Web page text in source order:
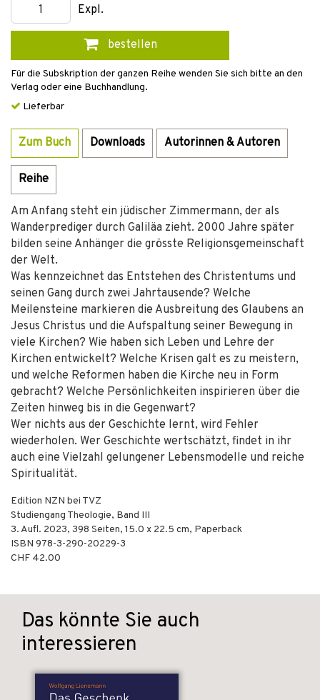
Expl.
bestellen
Für die Subskription der ganzen Reihe wenden Sie sich bitte an den
Verlag oder eine Buchhandlung.
Lieferbar
Zum Buch Downloads Autorinnen & Autoren
Reihe
Am Anfang steht ein jüdischer Zimmermann, der als
Wanderprediger durch Galiläa zieht. 2000 Jahre später
bilden seine Anhänger die grösste Religionsgemeinschaft
der Welt.
Was kennzeichnet das Entstehen des Christentums und
seinen Gang durch zwei Jahrtausende? Welche
Meilensteine markieren die Ausbreitung des Glaubens an
Jesus Christus und die Aufspaltung seiner Bewegung in
viele Kirchen? Wie haben sich Leben und Lehre der
Kirchen entwickelt? Welche Krisen galt es zu meistern,
und welche Reformen haben die Kirche neu in Form
gebracht? Welche Persönlichkeiten inspirieren über die
Zeiten hinweg bis in die Gegenwart?
Wer nichts aus der Geschichte lernt, wird Fehler
wiederholen. Wer Geschichte wertschätzt, findet in ihr
auch eine Vielzahl gelungener Lebensmodelle und reiche
Spiritualität.
Edition NZN bei TVZ
Studiengang Theologie, Band III
3. Aufl. 2023, 398 Seiten, 15.0 x 22.5 cm, Paperback
ISBN 978-3-290-20229-3
CHF 42.00
Das könnte Sie auch
interessieren